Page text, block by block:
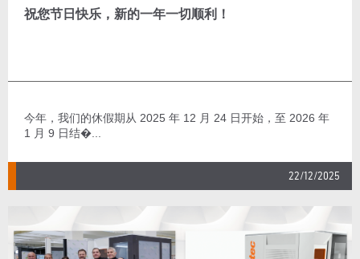
祝您节日快乐，新的一年一切顺利！
今年，我们的休假期从 2025 年 12 月 24 日开始，至 2026 年
1 月 9 日结�...
22/12/2025